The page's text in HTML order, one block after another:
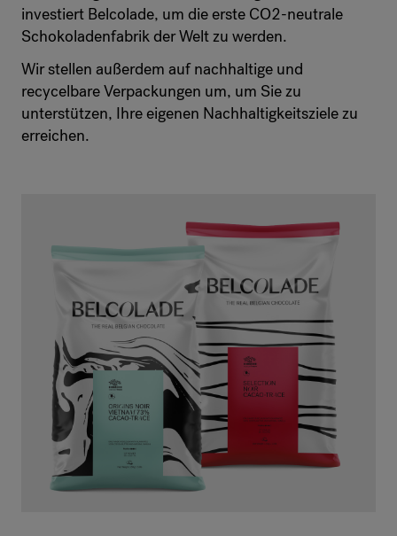
investiert Belcolade, um die erste CO2-neutrale
Schokoladenfabrik der Welt zu werden.
Wir stellen außerdem auf nachhaltige und
recycelbare Verpackungen um, um Sie zu
unterstützen, Ihre eigenen Nachhaltigkeitsziele zu
erreichen.